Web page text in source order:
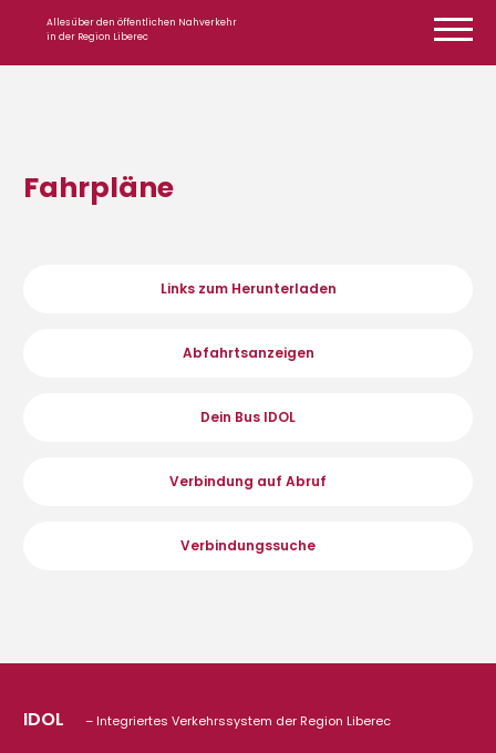
Alles über den öffentlichen Nahverkehr
in der Region Liberec
Fahrpläne
Links zum Herunterladen
Abfahrtsanzeigen
Dein Bus IDOL
Verbindung auf Abruf
Verbindungssuche
IDOL – Integriertes Verkehrssystem der Region Liberec